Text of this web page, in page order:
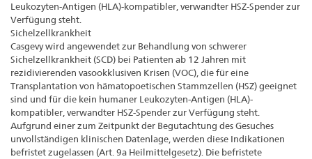
Leukozyten-Antigen (HLA)-kompatibler, verwandter HSZ-Spender zur
Verfügung steht.
Sichelzellkrankheit
Casgevy wird angewendet zur Behandlung von schwerer
Sichelzellkrankheit (SCD) bei Patienten ab 12 Jahren mit
rezidivierenden vasookklusiven Krisen (VOC), die für eine
Transplantation von hämatopoetischen Stammzellen (HSZ) geeignet
sind und für die kein humaner Leukozyten-Antigen (HLA)-
kompatibler, verwandter HSZ-Spender zur Verfügung steht.
Aufgrund einer zum Zeitpunkt der Begutachtung des Gesuches
unvollständigen klinischen Datenlage, werden diese Indikationen
befristet zugelassen (Art. 9a Heilmittelgesetz). Die befristete